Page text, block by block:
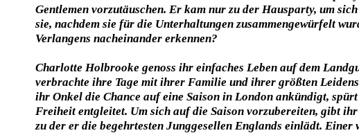
Gentlemen vorzutäuschen. Er kam nur zu der Hausparty, um
sie, nachdem sie für die Unterhaltungen zusammengewürfelt
Verlangens nacheinander erkennen?
Charlotte Holbrooke genoss ihr einfaches Leben auf dem
verbrachte ihre Tage mit ihrer Familie und ihrer größten
ihr Onkel die Chance auf eine Saison in London ankündigt,
Freiheit entgleitet. Um sich auf die Saison vorzubereiten, gibt
zu der er die begehrtesten Junggesellen Englands einlädt. Einer